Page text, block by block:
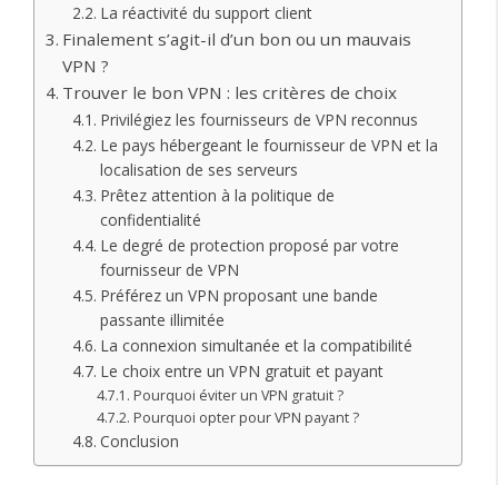
La réactivité du support client
Finalement s’agit-il d’un bon ou un mauvais
VPN ?
Trouver le bon VPN : les critères de choix
Privilégiez les fournisseurs de VPN reconnus
Le pays hébergeant le fournisseur de VPN et la
localisation de ses serveurs
Prêtez attention à la politique de
confidentialité
Le degré de protection proposé par votre
fournisseur de VPN
Préférez un VPN proposant une bande
passante illimitée
La connexion simultanée et la compatibilité
Le choix entre un VPN gratuit et payant
Pourquoi éviter un VPN gratuit ?
Pourquoi opter pour VPN payant ?
Conclusion